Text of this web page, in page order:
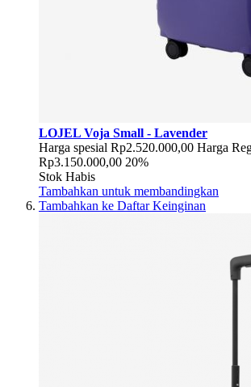
LOJEL Voja Small - Lavender
Harga spesial Rp2.520.000,00 Harga
Rp3.150.000,00 20%
Stok Habis
Tambahkan untuk membandingkan
Tambahkan ke Daftar Keinginan